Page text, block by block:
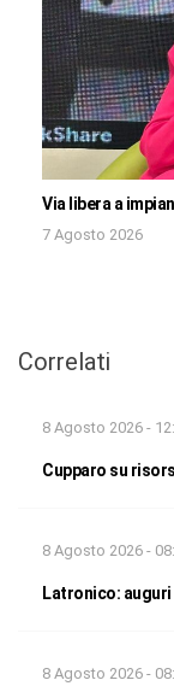
Via libera a
7 Agosto 2026
Correlati
8 Agosto 2026 -
Cupparo su
8 Agosto 2026 -
Latronico:
8 Agosto 2026 -